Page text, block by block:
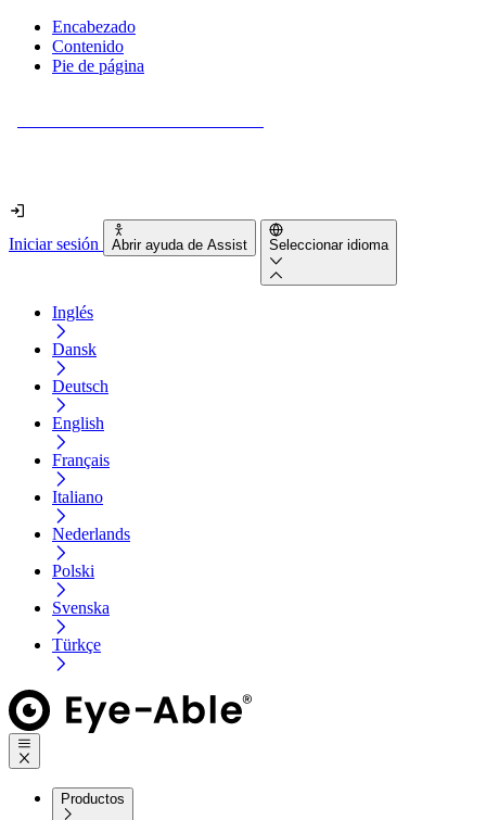
Encabezado
Contenido
Pie de página
Iniciar sesión Abrir ayuda de Assist Seleccionar idioma
Inglés
Dansk
Deutsch
English
Français
Italiano
Nederlands
Polski
Svenska
Türkçe
Productos